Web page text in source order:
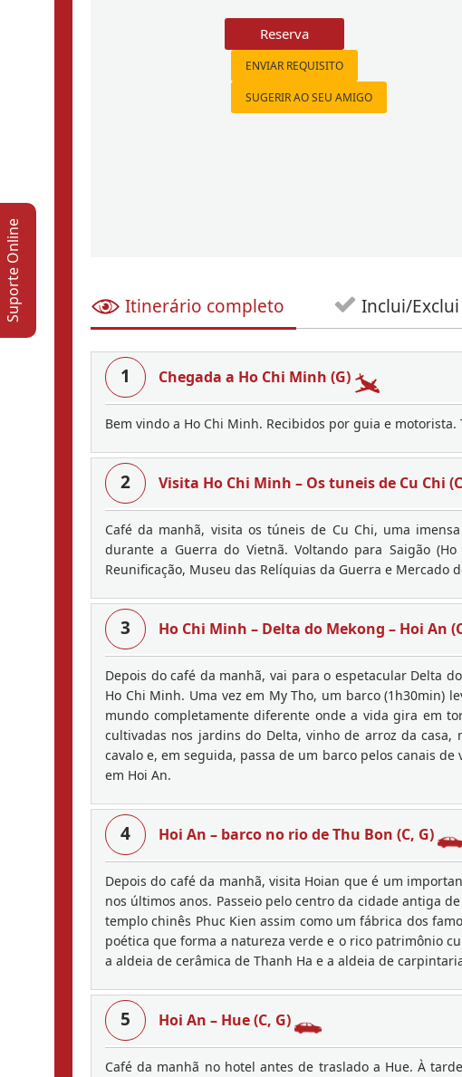
Reserva
ENVIAR REQUISITO
SUGERIR AO SEU AMIGO
Itinerário completo Inclui/Exclui
1 Chegada a Ho Chi Minh (G)
Bem vindo a Ho Chi Minh. Recibidos por guia e
2 Visita Ho Chi Minh – Os tuneis de Cu Chi
Café da manhã, visita os túneis de Cu Chi, uma
durante a Guerra do Vietnã. Voltando para Saigão
Reunificação, Museu das Relíquias da Guerra e Mercado
3 Ho Chi Minh – Delta do Mekong – Hoi An
Depois do café da manhã, vai para o espetacular Delta
Ho Chi Minh. Uma vez em My Tho, um barco (1h30min)
mundo completamente diferente onde a vida gira em
cultivadas nos jardins do Delta, vinho de arroz da
cavalo e, em seguida, passa de um barco pelos canais
em Hoi An.
4 Hoi An – barco no rio de Thu Bon (C, G)
Depois do café da manhã, visita Hoian que é um
nos últimos anos. Passeio pelo centro da cidade antiga
templo chinês Phuc Kien assim como um fábrica dos
poética que forma a natureza verde e o rico patrimônio
a aldeia de cerâmica de Thanh Ha e a aldeia de
5 Hoi An – Hue (C, G)
Café da manhã no hotel antes de traslado a Hue. À
Suporte Online